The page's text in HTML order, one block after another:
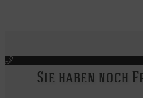
Sie haben noch